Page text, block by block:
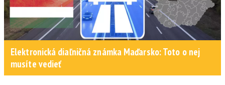
Elektronická diaľničná známka Maďarsko: Toto o nej
musíte vedieť